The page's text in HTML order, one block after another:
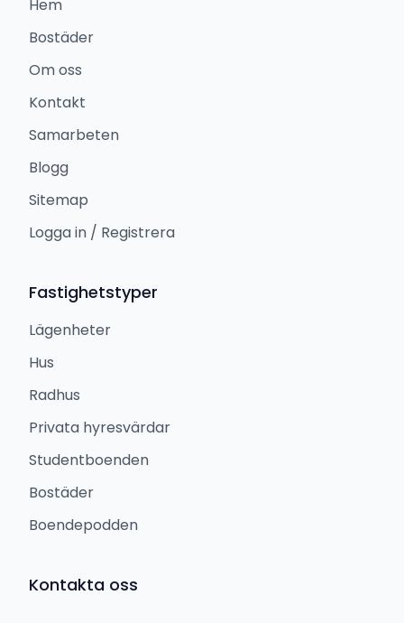
Hem
Bostäder
Om oss
Kontakt
Samarbeten
Blogg
Sitemap
Logga in / Registrera
Fastighetstyper
Lägenheter
Hus
Radhus
Privata hyresvärdar
Studentboenden
Bostäder
Boendepodden
Kontakta oss